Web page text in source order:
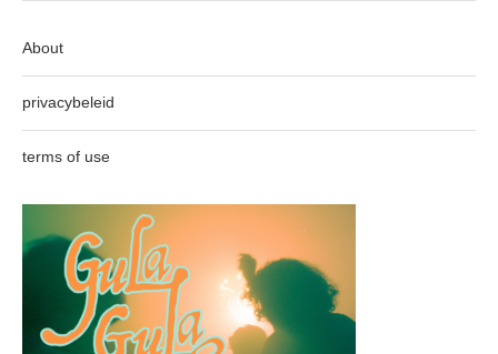
About
privacybeleid
terms of use